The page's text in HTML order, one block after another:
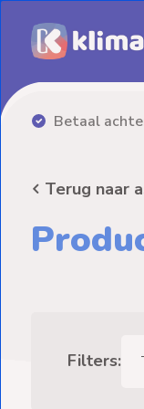
Betaal
Elektrische
Terug naar
Filters: